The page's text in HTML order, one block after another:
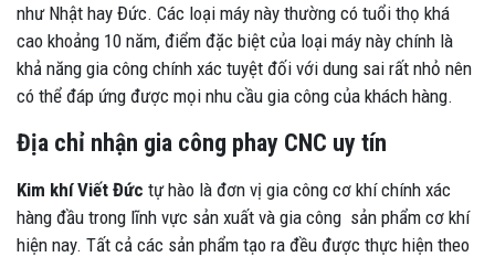
như Nhật hay Đức. Các loại máy này thường có tuổi thọ khá
cao khoảng 10 năm, điểm đặc biệt của loại máy này chính là
khả năng gia công chính xác tuyệt đối với dung sai rất nhỏ nên
có thể đáp ứng được mọi nhu cầu gia công của khách hàng.
Địa chỉ nhận gia công phay CNC uy tín
Kim khí Viết Đức tự hào là đơn vị gia công cơ khí chính xác
hàng đầu trong lĩnh vực sản xuất và gia công sản phẩm cơ khí
hiện nay. Tất cả các sản phẩm tạo ra đều được thực hiện theo